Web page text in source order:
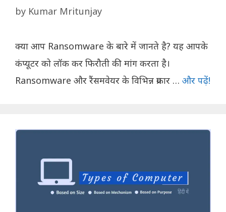
by Kumar Mritunjay
क्या आप Ransomware के बारे में जानते है? यह आपके
कंप्यूटर को लॉक कर फिरौती की मांग करता है।
Ransomware और रैंसमवेयर के विभिन्न प्रकार … और पढ़ें!